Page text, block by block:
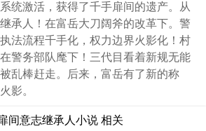
统激活，获得了千手扉间的遗产。从
承人！在富岳大刀阔斧的改革下。警
法流程千手化，权力边界火影化！村
警务部队麾下！三代目看着新规无能
乱棒赶走。后来，富岳有了新的称
影。
间意志继承人小说 相关